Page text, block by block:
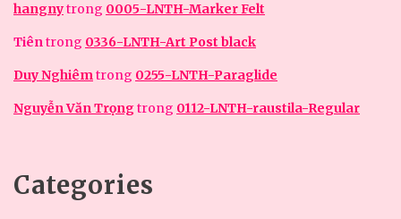
hangnytrong 0005-LNTH-Marker Felt
Tiêntrong 0336-LNTH-Art Post black
Duy Nghiêmtrong 0255-LNTH-Paraglide
Nguyễn Văn Trọngtrong 0112-LNTH-raustila-Regular
Categories